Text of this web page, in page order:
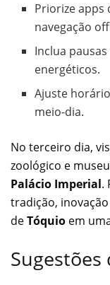
Priorize apps
navegação
Inclua
energéticos.
Ajuste
meio-dia.
No terceiro dia,
zoológico e
Palácio Imperial.
tradição,
deTóquio em
Sugestões